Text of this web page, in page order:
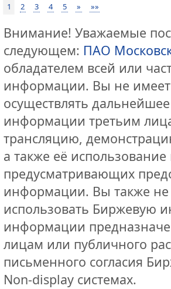
1 2 3 4 5 » »»
Внимание! Уважаемые
следующем: ПАО
обладателем всей или
информации. Вы не
осуществлять
информации третьим
трансляцию,
а также её
предусматривающих
информации. Вы также не
использовать Биржевую
информации
лицам или публичного
письменного согласия
Non-display системах.